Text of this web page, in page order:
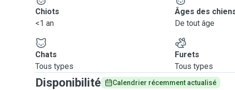
Chiots
<1 an
Âges des
De tout âge
Chats
Tous types
Furets
Tous types
Disponibilité Calendrier récemment actualisé